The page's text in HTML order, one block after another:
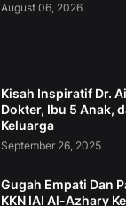
August 06, 2026
Kisah Inspiratif Dr.
Dokter, Ibu 5 Anak,
Keluarga
September 26, 2025
Gugah Empati Dan
KKN IAI Al-Azhary